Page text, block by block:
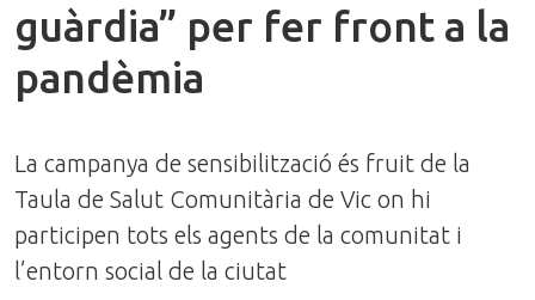
guàrdia” per fer front a la
pandèmia
La campanya de sensibilització és fruit de la
Taula de Salut Comunitària de Vic on hi
participen tots els agents de la comunitat i
l’entorn social de la ciutat